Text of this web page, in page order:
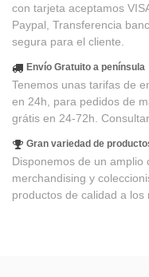
con tarjeta aceptamos
Paypal, Transferencia
segura para el cliente.
Envío Gratuito a península
Tenemos unas tarifas de
en 24h, para pedidos de
grátis en 24-72h.
Gran variedad de
Disponemos de un amplio
merchandising y
productos de calidad a los